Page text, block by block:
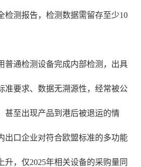
检测报告，检测数据需留存至少10
普通检测设备完成内部检测，出具
准要求、数据无溯源性，经常被公
甚至出现产品到港后被退运的情
出口企业对符合欧盟标准的多功能
升，仅2025年相关设备的采购量同